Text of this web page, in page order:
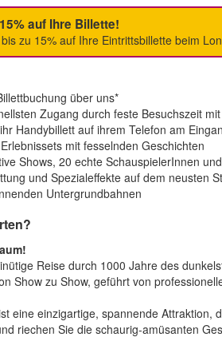
auf Ihre Billette!
zu 15% auf Ihre Eintrittsbillette beim
über uns*
Zugang durch feste Besuchszeit
Handybillett auf ihrem Telefon am
mit fesselnden Geschichten
Shows, 20 echte SchauspielerInnen
und Spezialeffekte auf dem neusten
Untergrundbahnen
Reise durch 1000 Jahre des
Show zu Show, geführt von
eine einzigartige, spannende
riechen Sie die schaurig-amüsanten